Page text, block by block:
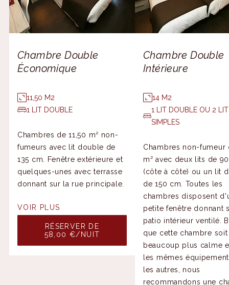
Chambre Double
Économique
11,50 M2
1 LIT DOUBLE
Chambres de 11,50 m² non-
fumeurs avec lit double de
135 cm. Fenêtre extérieure et
quelques-unes avec terrasse
donnant sur la rue principale.
VOIR PLUS
RÉSERVER DE
58,00 €/NUIT
Chambre Double
Intérieure
14 M2
1 LIT DOUBLE OU 2
SIMPLES
Chambres non-fumeur
m² avec deux lits de
(côte à côte) ou un lit
de 150 cm. Toutes les
chambres disposent
petite fenêtre donnant
patio intérieur ventilé.
que cette chambre soit
beaucoup plus calme
les mêmes
les autres, nous
recommandons une